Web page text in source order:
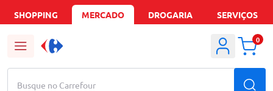
SHOPPING MERCADO DROGARIA SERVIÇOS
Busque no Carrefour
0